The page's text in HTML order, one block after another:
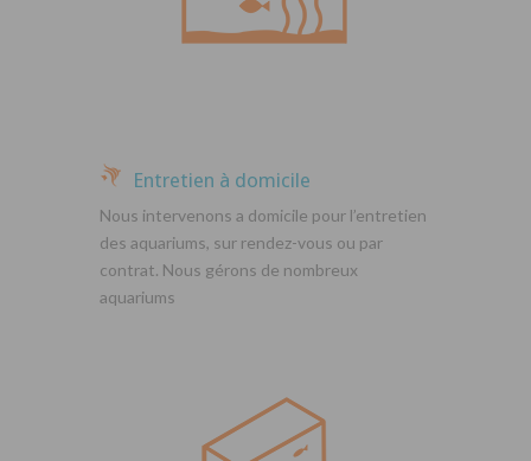
Entretien à domicile
Nous intervenons a domicile pour l’entretien
des aquariums, sur rendez-vous ou par
contrat. Nous gérons de nombreux
aquariums